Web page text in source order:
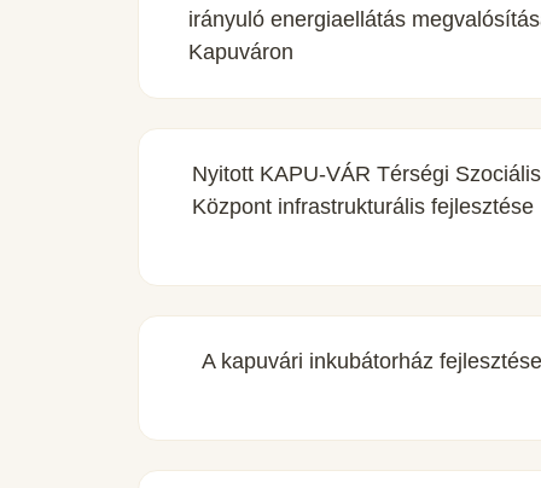
irányuló energiaellátás
Kapuváron
Nyitott KAPU-VÁR Térségi Szociális
Központ infrastrukturális fejlesztése
A kapuvári inkubátorház fejlesztése